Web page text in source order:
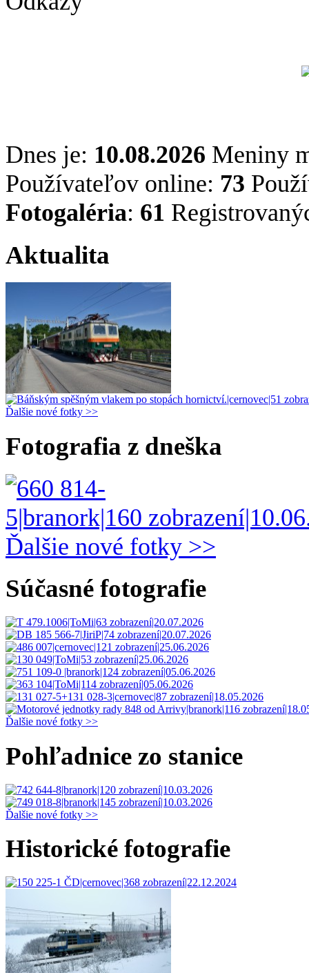
Dnes je: 10.08.2026 Meniny
Používateľov online: 73
Fotogaléria: 61
Aktualita
Ďalšie nové fotky >>
Fotografia z dneška
Ďalšie nové fotky >>
Súčasné fotografie
Ďalšie nové fotky >>
Pohľadnice zo stanice
Ďalšie nové fotky >>
Historické fotografie